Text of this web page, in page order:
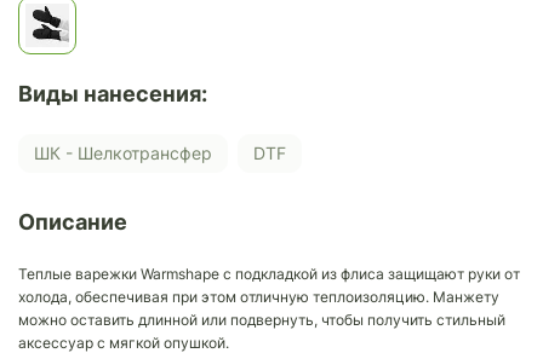
Виды нанесения:
ШК - Шелкотрансфер DTF
Описание
Теплые варежки Warmshape с подкладкой из флиса защищают руки от
холода, обеспечивая при этом отличную теплоизоляцию. Манжету
можно оставить длинной или подвернуть, чтобы получить стильный
аксессуар с мягкой опушкой.